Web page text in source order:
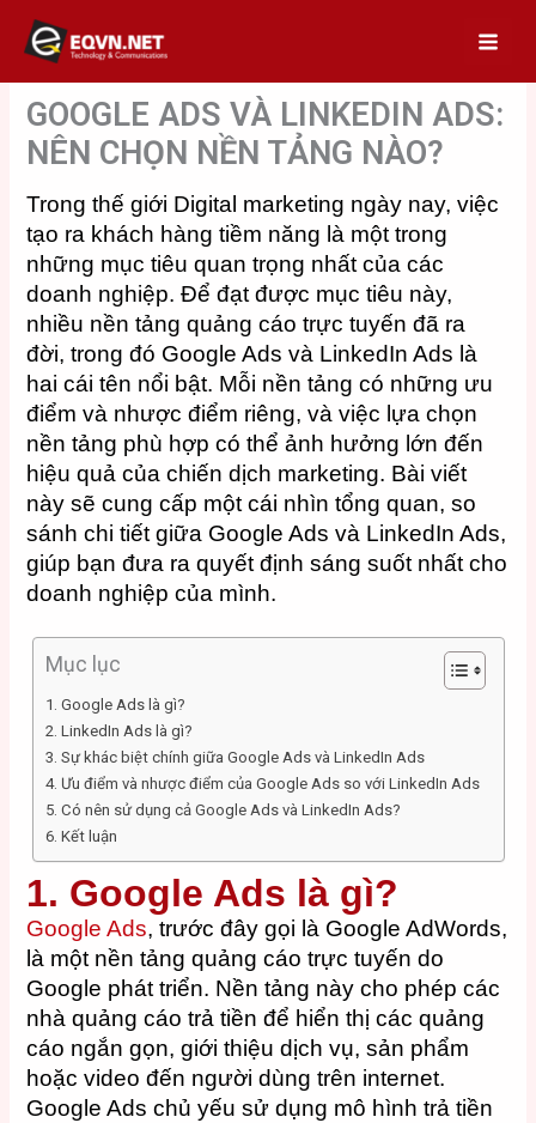
content
GOOGLE ADS VÀ LINKEDIN ADS:
NÊN CHỌN NỀN TẢNG NÀO?
Trong thế giới Digital marketing ngày nay, việc
tạo ra khách hàng tiềm năng là một trong
những mục tiêu quan trọng nhất của các
doanh nghiệp. Để đạt được mục tiêu này,
nhiều nền tảng quảng cáo trực tuyến đã ra
đời, trong đó Google Ads và LinkedIn Ads là
hai cái tên nổi bật. Mỗi nền tảng có những ưu
điểm và nhược điểm riêng, và việc lựa chọn
nền tảng phù hợp có thể ảnh hưởng lớn đến
hiệu quả của chiến dịch marketing. Bài viết
này sẽ cung cấp một cái nhìn tổng quan, so
sánh chi tiết giữa Google Ads và LinkedIn Ads,
giúp bạn đưa ra quyết định sáng suốt nhất cho
doanh nghiệp của mình.
Mục lục
1. Google Ads là gì?
2. LinkedIn Ads là gì?
3. Sự khác biệt chính giữa Google Ads và LinkedIn Ads
4. Ưu điểm và nhược điểm của Google Ads so với LinkedIn Ads
5. Có nên sử dụng cả Google Ads và LinkedIn Ads?
6. Kết luận
1. Google Ads là gì?
Google Ads, trước đây gọi là Google AdWords,
là một nền tảng quảng cáo trực tuyến do
Google phát triển. Nền tảng này cho phép các
nhà quảng cáo trả tiền để hiển thị các quảng
cáo ngắn gọn, giới thiệu dịch vụ, sản phẩm
hoặc video đến người dùng trên internet.
Google Ads chủ yếu sử dụng mô hình trả tiền